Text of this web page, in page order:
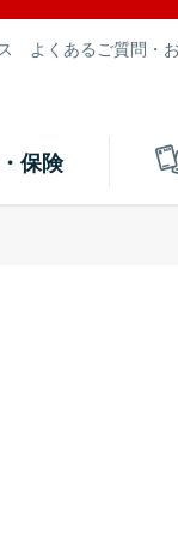
よくあるご質問・
保険